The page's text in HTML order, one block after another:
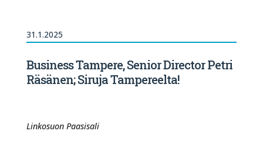
31.1.2025
Business Tampere, Senior Director Petri
Räsänen; Siruja Tampereelta!
Linkosuon Paasisali